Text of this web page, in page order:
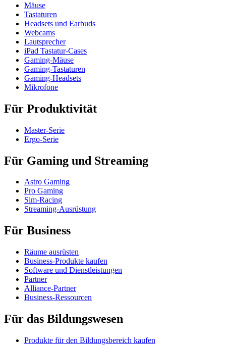
Mäuse
Tastaturen
Headsets und Earbuds
Webcams
Lautsprecher
iPad Tastatur-Cases
Gaming-Mäuse
Gaming-Tastaturen
Gaming-Headsets
Mikrofone
Für Produktivität
Master-Serie
Ergo-Serie
Für Gaming und Streaming
Astro Gaming
Pro Gaming
Sim-Racing
Streaming-Ausrüstung
Für Business
Räume ausrüsten
Business-Produkte kaufen
Software und Dienstleistungen
Partner
Alliance-Partner
Business-Ressourcen
Für das Bildungswesen
Produkte für den Bildungsbereich kaufen